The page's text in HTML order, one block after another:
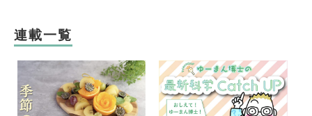
連載一覧